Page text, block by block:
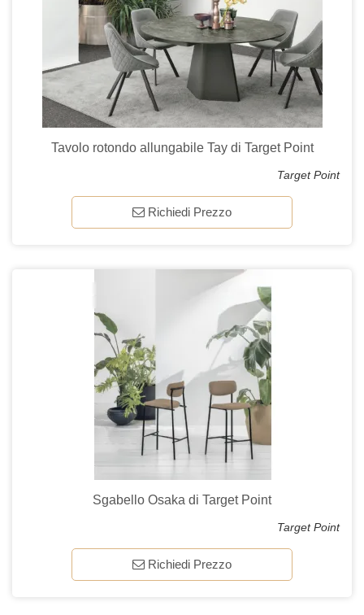
Tavolo rotondo allungabile Tay di Target Point
Target Point
Richiedi Prezzo
Sgabello Osaka di Target Point
Target Point
Richiedi Prezzo